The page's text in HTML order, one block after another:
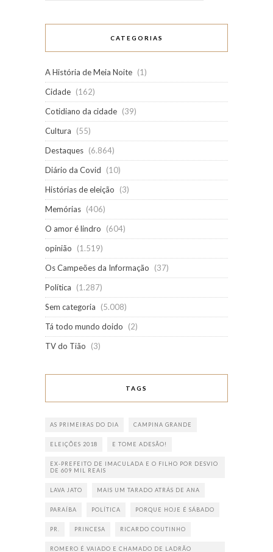
CATEGORIAS
A História de Meia Noite (1)
Cidade (162)
Cotidiano da cidade (39)
Cultura
(55)
Destaques (6.864)
Diário da Covid
(10)
Histórias de eleição
(3)
Memórias (406)
O amor é lindro
(604)
opinião
(1.519)
Os Campeões da Informação
(37)
Política
(1.287)
Sem categoria
(5.008)
Tá todo mundo doido
(2)
TV do Tião
(3)
TAGS
AS PRIMEIRAS DO DIA CAMPINA GRANDE
ELEIÇÕES 2018 E TOME ADESÃO!
EX-PREFEITO DE IMACULADA E O FILHO POR DESVIO
DE 609 MIL REAIS
LAVA JATO MAIS UM TARADO ATRÁS DE ANA
PARAÍBA POLÍTICA PORQUE HOJE É SÁBADO
PR. PRINCESA RICARDO COUTINHO
ROMERO É VAIADO E CHAMADO DE LADRÃO